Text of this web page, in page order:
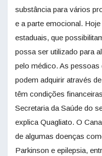
substância para vários
e a parte emocional.
estaduais, que
possa ser utilizado para
pelo médico. As
podem adquirir através
têm condições
Secretaria da Saúde do
explica Quagliato. O
de algumas doenças
Parkinson e epilepsia,